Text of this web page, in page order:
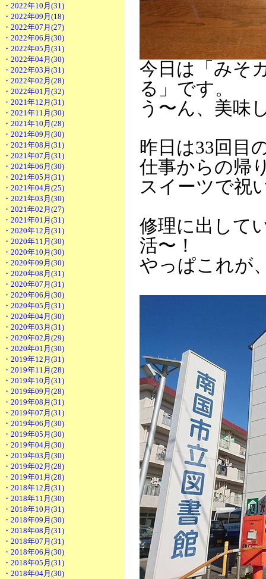
・2022年10月(31)
・2022年09月(18)
・2022年07月(27)
・2022年06月(30)
・2022年05月(31)
・2022年04月(30)
・2022年03月(31)
・2022年02月(28)
・2022年01月(32)
・2021年12月(31)
・2021年11月(30)
・2021年10月(28)
・2021年09月(30)
・2021年08月(31)
・2021年07月(31)
・2021年06月(30)
・2021年05月(31)
・2021年04月(25)
・2021年03月(30)
・2021年02月(27)
・2021年01月(31)
・2020年12月(31)
・2020年11月(30)
・2020年10月(30)
・2020年09月(30)
・2020年08月(31)
・2020年07月(31)
・2020年06月(30)
・2020年05月(31)
・2020年04月(30)
・2020年03月(31)
・2020年02月(29)
・2020年01月(30)
・2019年12月(31)
・2019年11月(28)
・2019年10月(31)
・2019年09月(28)
・2019年08月(31)
・2019年07月(31)
・2019年06月(30)
・2019年05月(30)
・2019年04月(30)
・2019年03月(30)
・2019年02月(28)
・2019年01月(28)
・2018年12月(31)
・2018年11月(30)
・2018年10月(31)
・2018年09月(30)
・2018年08月(31)
・2018年07月(31)
・2018年06月(30)
・2018年05月(31)
・2018年04月(30)
今日は「みそ
る」です。
う〜ん、美味
昨日は33回目
仕事からの帰
スイーツで祝
修理に出して
活〜！
やっぱこれが